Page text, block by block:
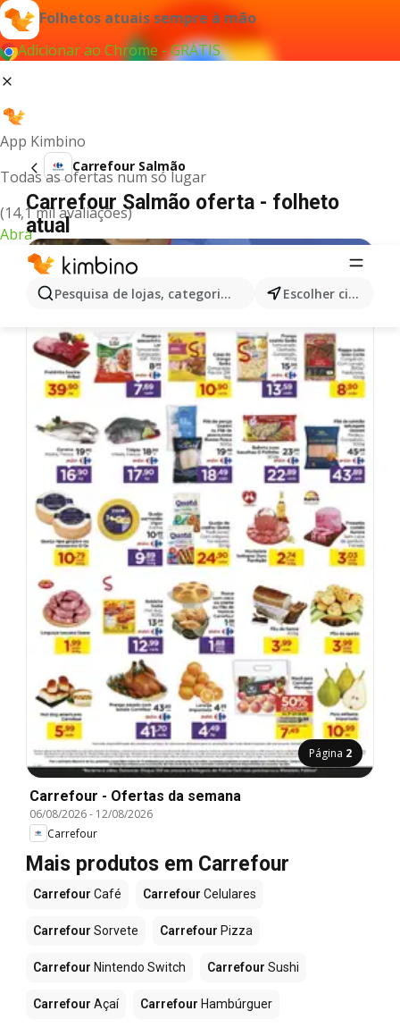
Folhetos atuais sempre à mão
Adicionar ao Chrome - GRÁTIS
App Kimbino
Todas as ofertas num só lugar
(14,1 mil avaliações)
Abra
Pesquisa de lojas, categorias,produtos... Escolher cidade
Carrefour Salmão
Carrefour Salmão oferta - folheto
atual
DIA DOS PAIS 2026
Página 2
Carrefour - Ofertas da semana
06/08/2026- 12/08/2026
Carrefour
Mais produtos em Carrefour
Carrefour Café Carrefour Celulares
Carrefour Sorvete Carrefour Pizza
Carrefour Nintendo Switch Carrefour Sushi
Carrefour Açaí Carrefour Hambúrguer